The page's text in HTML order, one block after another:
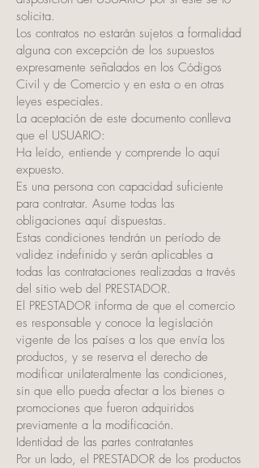
solicita.
Los contratos no estarán sujetos a formalidad
alguna con excepción de los supuestos
expresamente señalados en los Códigos
Civil y de Comercio y en esta o en otras
leyes especiales.
La aceptación de este documento conlleva
que el USUARIO:
Ha leído, entiende y comprende lo aquí
expuesto.
Es una persona con capacidad suficiente
para contratar. Asume todas las
obligaciones aquí dispuestas.
Estas condiciones tendrán un período de
validez indefinido y serán aplicables a
todas las contrataciones realizadas a través
del sitio web del PRESTADOR.
El PRESTADOR informa de que el comercio
es responsable y conoce la legislación
vigente de los países a los que envía los
productos, y se reserva el derecho de
modificar unilateralmente las condiciones,
sin que ello pueda afectar a los bienes o
promociones que fueron adquiridos
previamente a la modificación.
Identidad de las partes contratantes
Por un lado, el PRESTADOR de los productos